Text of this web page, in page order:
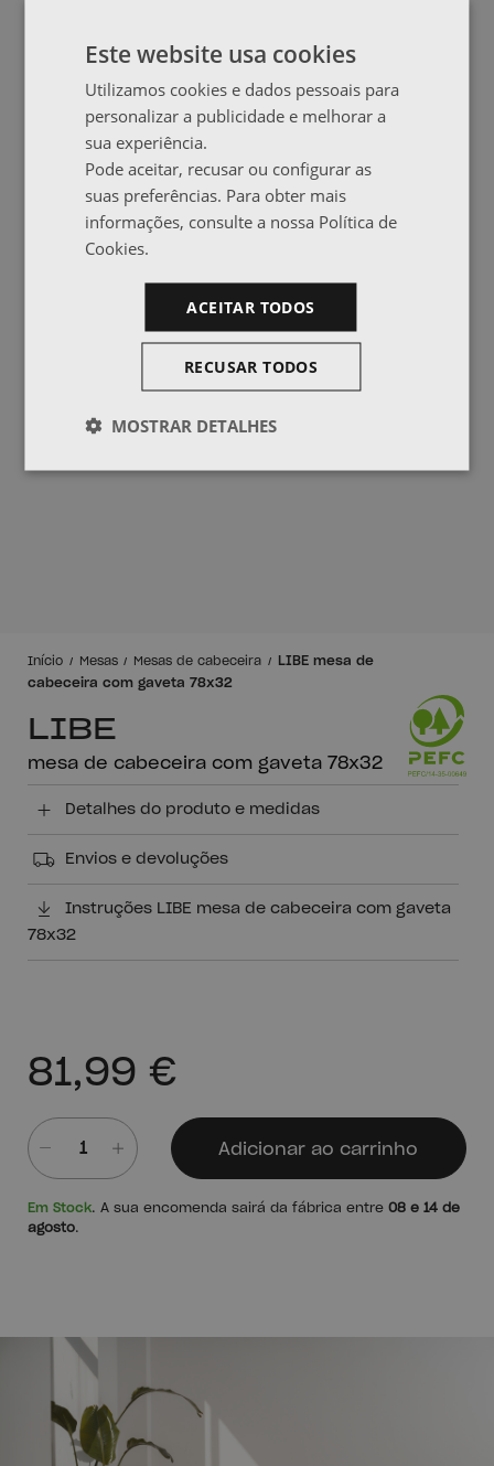
Início Mesas Mesas de cabeceira
LIBE mesa de
cabeceira com gaveta 78x32
LIBE
mesa de cabeceira com gaveta 78x32
81,99 €
Adicionar ao carrinho
Em Stock. A sua encomenda sairá da fábrica entre 08 e 14 de
agosto.
Detalhes do produto e medidas
Envios e devoluções
Instruções LIBE mesa de cabeceira com gaveta
78x32
Este website usa cookies
Utilizamos cookies e dados pessoais para
personalizar a publicidade e melhorar a
sua experiência.
Pode aceitar, recusar ou configurar as
suas preferências. Para obter mais
informações, consulte a nossa Política de
Cookies.
ACEITAR TODOS
RECUSAR TODOS
MOSTRAR DETALHES